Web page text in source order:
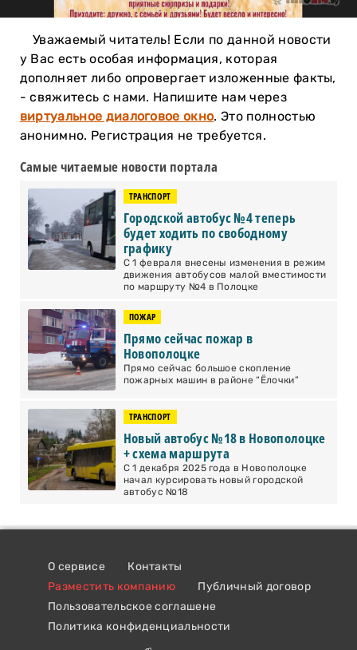
Уважаемый читатель! Если по данной новости
у Вас есть особая информация, которая
дополняет либо опровергает изложенные факты,
- свяжитесь с нами. Напишите нам через
виртуальное диалоговое окно. Это полностью
анонимно. Регистрация не требуется.
Самые читаемые новости портала
ТРАНСПОРТ
Городской автобус №4 теперь
будет ходить по свободному
графику
С 1 февраля внесены изменения в режим
движения автобусов малой вместимости
по маршруту №4 в Полоцке
ПОЖАР
Прямо сейчас пожар в
Новополоцке
Прямо сейчас большое скопление
пожарных машин в районе “Ёлочки”
ТРАНСПОРТ
Новый автобус №18 в Новополоцке
+ схема маршрута
С 1 декабря 2025 года в Новополоцке
начал курсировать новый городской
автобус №18
О сервисе
Контакты
Разместить компанию
Публичный договор
Пользовательское соглашене
Политика конфиденциальности